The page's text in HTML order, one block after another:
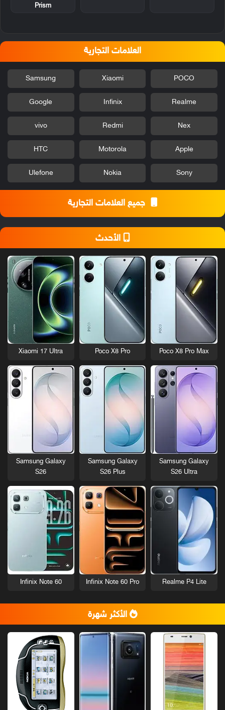
Prism
العلامات التجارية
POCO
Xiaomi
Samsung
Realme
Infinix
Google
Nex
Redmi
vivo
Apple
Motorola
HTC
Sony
Nokia
Ulefone
جميع العلامات التجارية
الأحدث
Poco X8 Pro Max
Poco X8 Pro
Xiaomi 17 Ultra
Samsung Galaxy
S26 Ultra
Samsung Galaxy
S26 Plus
Samsung Galaxy
S26
Realme P4 Lite
Infinix Note 60 Pro
Infinix Note 60
الأكثر شهرة